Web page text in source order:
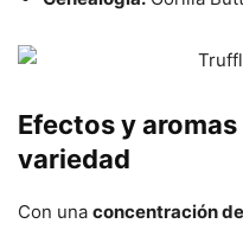
Efectos y
variedad
Con una concentración